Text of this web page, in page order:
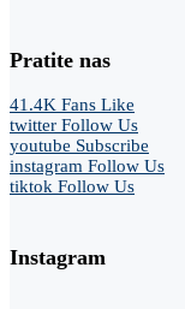
Pratite nas
41.4K Fans Like
twitter Follow Us
youtube Subscribe
instagram Follow Us
tiktok Follow Us
Instagram